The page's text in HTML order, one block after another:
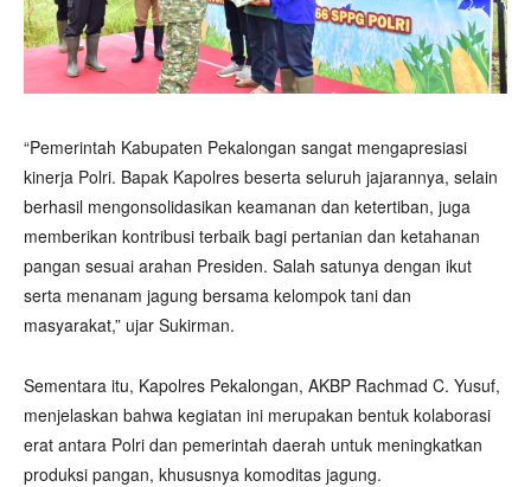
“Pemerintah Kabupaten Pekalongan sangat mengapresiasi
kinerja Polri. Bapak Kapolres beserta seluruh jajarannya, selain
berhasil mengonsolidasikan keamanan dan ketertiban, juga
memberikan kontribusi terbaik bagi pertanian dan ketahanan
pangan sesuai arahan Presiden. Salah satunya dengan ikut
serta menanam jagung bersama kelompok tani dan
masyarakat,” ujar Sukirman.
Sementara itu, Kapolres Pekalongan, AKBP Rachmad C. Yusuf,
menjelaskan bahwa kegiatan ini merupakan bentuk kolaborasi
erat antara Polri dan pemerintah daerah untuk meningkatkan
produksi pangan, khususnya komoditas jagung.